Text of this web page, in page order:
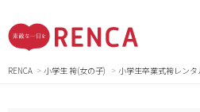
RENCA 小学生 袴(女の子) 小学生卒業式袴レンタ